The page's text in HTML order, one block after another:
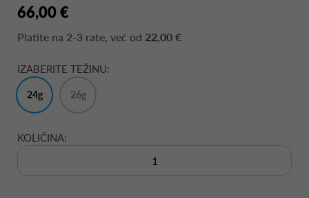
66,00 €
Platite na 2-3 rate, već od 22,00 €
IZABERITE TEŽINU:
24g 26g
KOLIČINA: